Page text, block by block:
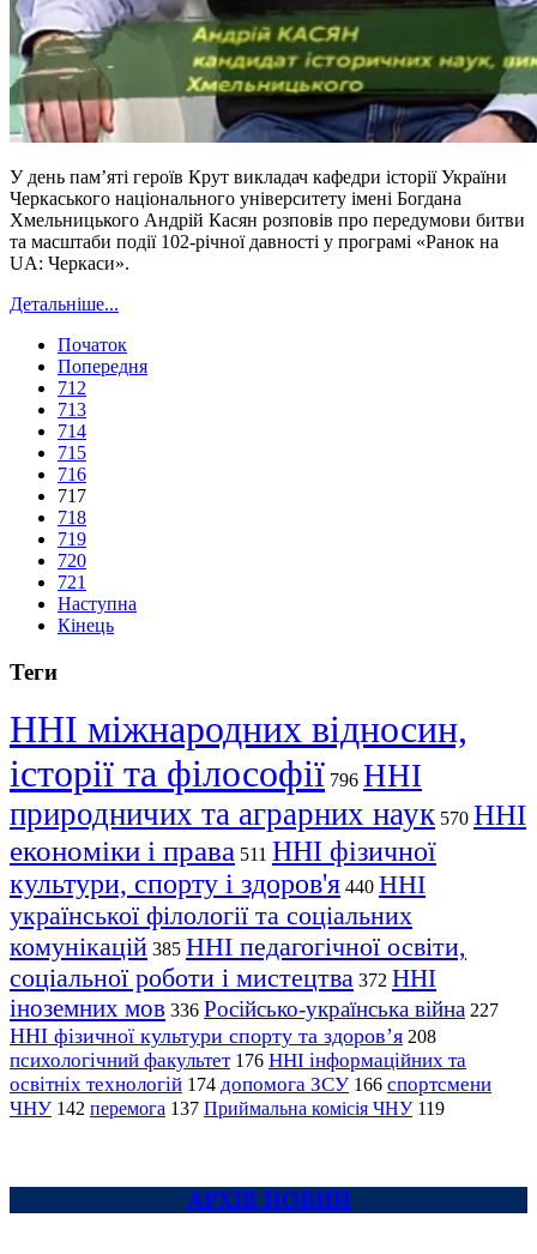
У день пам’яті героїв Крут викладач кафедри історії України
Черкаського національного університету імені Богдана
Хмельницького Андрій Касян розповів про передумови битви
та масштаби події 102-річної давності у програмі «Ранок на
UA: Черкаси».
Детальніше...
Початок
Попередня
712
713
714
715
716
717
718
719
720
721
Наступна
Кінець
Теги
ННІ міжнародних відносин,
історії та філософії 796 ННІ
природничих та аграрних наук 570 ННІ
економіки і права 511 ННІ фізичної
культури, спорту і здоров'я 440 ННІ
української філології та соціальних
комунікацій 385 ННІ педагогічної освіти,
соціальної роботи і мистецтва 372 ННІ
іноземних мов 336 Російсько-українська війна 227
ННІ фізичної культури спорту та здоров’я 208
психологічний факультет 176 ННІ інформаційних та
освітніх технологій 174 допомога ЗСУ 166 спортсмени
ЧНУ 142 перемога 137 Приймальна комісія ЧНУ 119
АРХІВ НОВИН